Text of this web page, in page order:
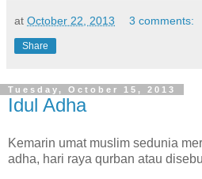
at October 22, 2013 3 comments:
Share
Tuesday, October 15, 2013
Idul Adha
Kemarin umat muslim sedunia
adha, hari raya qurban atau